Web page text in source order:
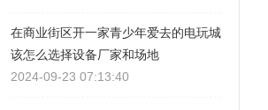
在商业街区开一家青少年爱去的电玩城
该怎么选择设备厂家和场地
2024-09-23 07:13:40